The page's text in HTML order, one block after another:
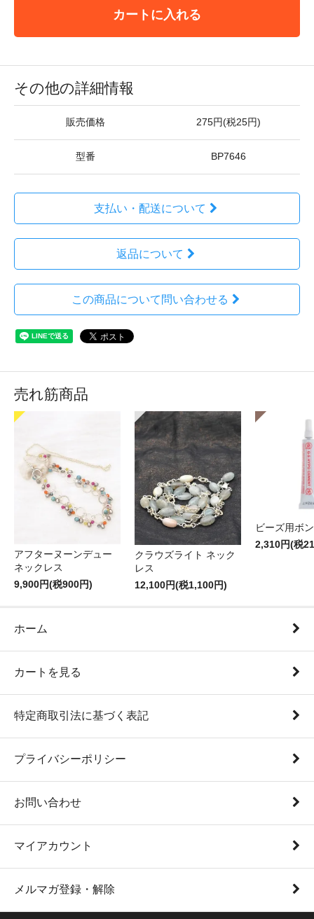
カートに入れる
その他の詳細情報
販売価格 275円(税25円)
型番 BP7646
支払い・配送について
返品について
この商品について問い合わせる
売れ筋商品
アフターヌーンデュー
ネックレス
9,900円(税900円)
クラウズライト ネック
レス
12,100円(税1,100円)
ビーズ用ボ
2,310円(税
ホーム
カートを見る
特定商取引法に基づく表記
プライバシーポリシー
お問い合わせ
マイアカウント
メルマガ登録・解除